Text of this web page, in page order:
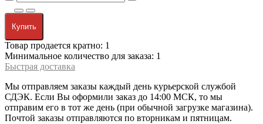
Купить
Товар продается кратно: 1
Минимальное количество для заказа: 1
Быстрая доставка
Мы отправляем заказы каждый день курьерской службой
СДЭК. Если Вы оформили заказ до 14:00 МСК, то мы
отправим его в тот же день (при обычной загрузке магазина).
Почтой заказы отправляются по вторникам и пятницам.